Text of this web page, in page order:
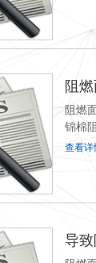
阻
阻燃
锦棉
查看详
导